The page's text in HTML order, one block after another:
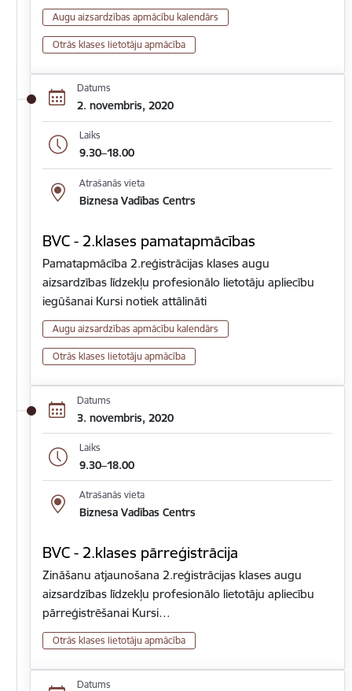
Augu aizsardzības apmācību kalendārs
Otrās klases lietotāju apmācība
Datums
2. novembris, 2020
Laiks
9.30–18.00
Atrašanās vieta
Biznesa Vadības Centrs
BVC - 2.klases pamatapmācības
Pamatapmācība 2.reģistrācijas klases augu
aizsardzības līdzekļu profesionālo lietotāju apliecību
iegūšanai Kursi notiek attālināti
Augu aizsardzības apmācību kalendārs
Otrās klases lietotāju apmācība
Datums
3. novembris, 2020
Laiks
9.30–18.00
Atrašanās vieta
Biznesa Vadības Centrs
BVC - 2.klases pārreģistrācija
Zināšanu atjaunošana 2.reģistrācijas klases augu
aizsardzības līdzekļu profesionālo lietotāju apliecību
pārreģistrēšanai Kursi…
Otrās klases lietotāju apmācība
Datums